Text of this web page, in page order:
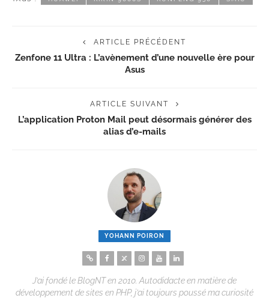
ARTICLE PRÉCÉDENT
Zenfone 11 Ultra : L’avènement d’une nouvelle ère pour
Asus
ARTICLE SUIVANT
L’application Proton Mail peut désormais générer des
alias d’e-mails
YOHANN POIRON
J’ai fondé le BlogNT en 2010. Autodidacte en matière de
développement de sites en PHP, j’ai toujours poussé ma curiosité